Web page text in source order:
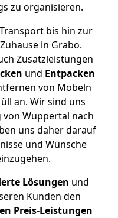
zu organisieren.
bis hin zur
in Grabo.
Zusatzleistungen
und Entpacken
von Möbeln
an. Wir sind uns
Wuppertal nach
uns daher darauf
und Wünsche
Lösungen und
Kunden den
Preis-Leistungen